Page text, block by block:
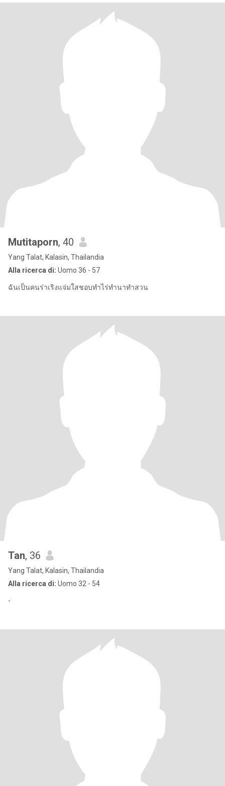
Mutitaporn, 40
Yang Talat, Kalasin, Thailandia
Alla ricerca di: Uomo 36 - 57
ฉันเป็นคนร่าเริงแจ่มใสชอบทำไร่ทำนาทำสวน
Tan, 36
Yang Talat, Kalasin, Thailandia
Alla ricerca di: Uomo 32 - 54
-